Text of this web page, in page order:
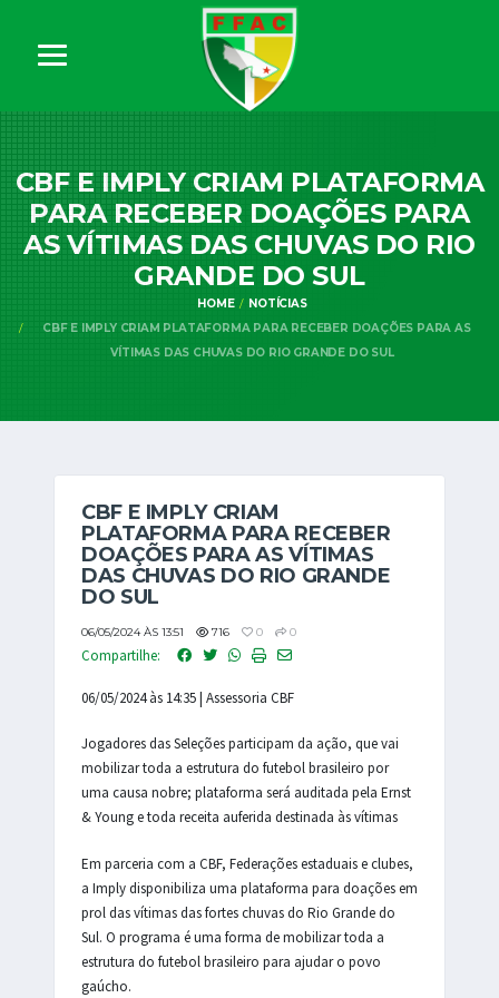
CBF E IMPLY CRIAM PLATAFORMA
PARA RECEBER DOAÇÕES PARA
AS VÍTIMAS DAS CHUVAS DO RIO
GRANDE DO SUL
HOME
NOTÍCIAS
CBF E IMPLY CRIAM PLATAFORMA PARA RECEBER DOAÇÕES PARA AS
VÍTIMAS DAS CHUVAS DO RIO GRANDE DO SUL
CBF E IMPLY CRIAM
PLATAFORMA PARA RECEBER
DOAÇÕES PARA AS VÍTIMAS
DAS CHUVAS DO RIO GRANDE
DO SUL
06/05/2024 ÀS 13:51 716 0 0
Compartilhe:
06/05/2024 às 14:35 | Assessoria CBF
Jogadores das Seleções participam da ação, que vai
mobilizar toda a estrutura do futebol brasileiro por
uma causa nobre; plataforma será auditada pela Ernst
& Young e toda receita auferida destinada às vítimas
Em parceria com a CBF, Federações estaduais e clubes,
a Imply disponibiliza uma plataforma para doações em
prol das vítimas das fortes chuvas do Rio Grande do
Sul. O programa é uma forma de mobilizar toda a
estrutura do futebol brasileiro para ajudar o povo
gaúcho.